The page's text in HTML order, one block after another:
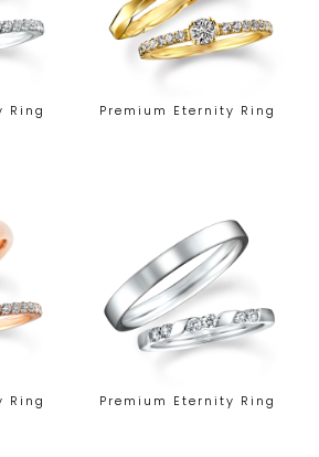
Ring Premium Eternity Ring
Ring Premium Eternity Ring